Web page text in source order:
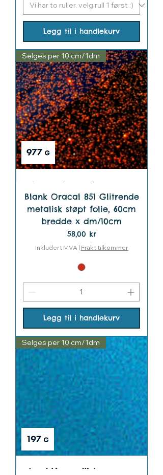
Legg til i handlekurv
Selges per 10 cm/1dm
Blank Oracal 851 Glitrende
metalisk støpt folie, 60cm
bredde x dm/10cm
Pris
58,00 kr
Inkludert MVA | Frakt tilkommer
Legg til i handlekurv
Selges per 10 cm/1dm